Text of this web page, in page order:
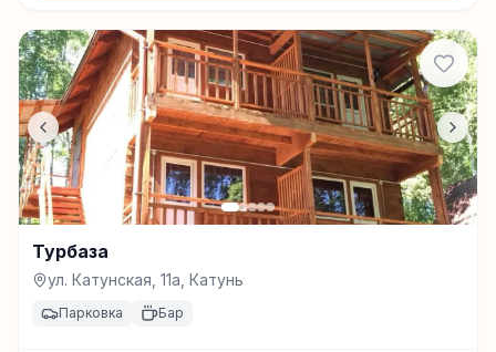
Турбаза
ул. Катунская, 11а, Катунь
Парковка Бар